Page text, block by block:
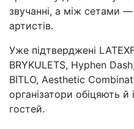
звучанні, а між сетами
артистів.
Уже підтверджені
BRYKULETS, Hyphen
BITLO, Aesthetic
організатори обіцяють й
гостей.